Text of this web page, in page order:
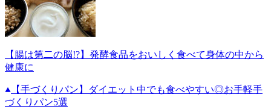
【腸は第二の脳!?】発酵食品をおいしく食べて身体の中から
健康に
【手づくりパン】ダイエット中でも食べやすい◎お手軽手
づくりパン5選